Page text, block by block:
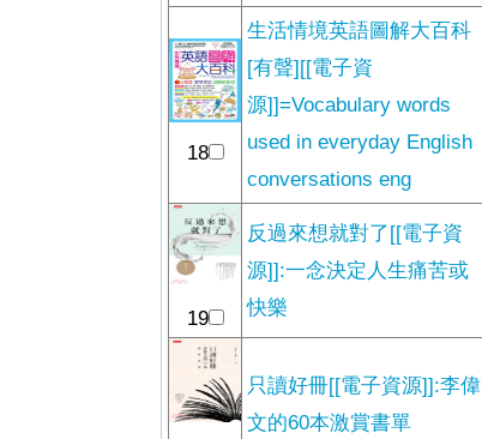
18
生活情境英語圖解大百科
[有聲][[電子資
源]]=Vocabulary words
used in everyday English
conversations eng
19
反過來想就對了[[電子資
源]]:一念決定人生痛苦或
快樂
只讀好冊[[電子資源]]:李偉
文的60本激賞書單